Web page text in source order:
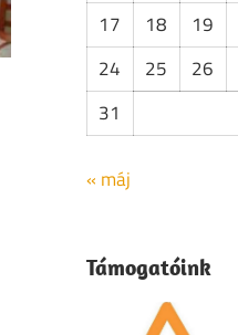
17
18 19
24
25 26
31
« máj
Támogatóink